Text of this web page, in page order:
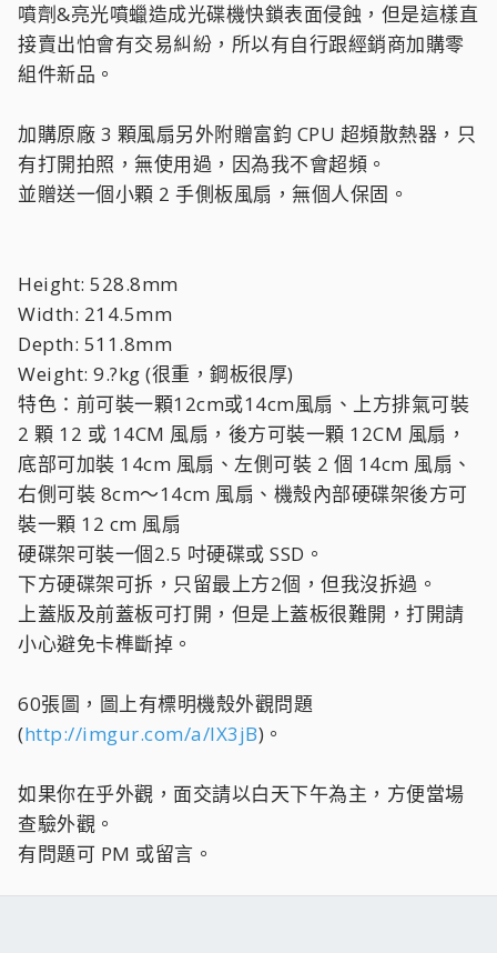
噴劑&亮光噴蠟造成光碟機快鎖表面侵蝕，但是這樣直
接賣出怕會有交易糾紛，所以有自行跟經銷商加購零
組件新品。
加購原廠 3 顆風扇另外附贈富鈞 CPU 超頻散熱器，只
有打開拍照，無使用過，因為我不會超頻。
並贈送一個小顆 2 手側板風扇，無個人保固。
Height: 528.8mm
Width: 214.5mm
Depth: 511.8mm
Weight: 9.?kg (很重，鋼板很厚)
特色：前可裝一顆12cm或14cm風扇、上方排氣可裝
2 顆 12 或 14CM 風扇，後方可裝一顆 12CM 風扇，
底部可加裝 14cm 風扇、左側可裝 2 個 14cm 風扇、
右側可裝 8cm～14cm 風扇、機殼內部硬碟架後方可
裝一顆 12 cm 風扇
硬碟架可裝一個2.5 吋硬碟或 SSD。
下方硬碟架可拆，只留最上方2個，但我沒拆過。
上蓋版及前蓋板可打開，但是上蓋板很難開，打開請
小心避免卡榫斷掉。
60張圖，圖上有標明機殼外觀問題
(http://imgur.com/a/lX3jB)。
如果你在乎外觀，面交請以白天下午為主，方便當場
查驗外觀。
有問題可 PM 或留言。